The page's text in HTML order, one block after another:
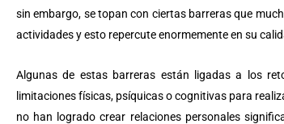
sin embargo, se topan con ciertas barreras que
actividades y esto repercute enormemente en su
Algunas de estas barreras están ligadas a los
limitaciones físicas, psíquicas o cognitivas para
no han logrado crear relaciones personales